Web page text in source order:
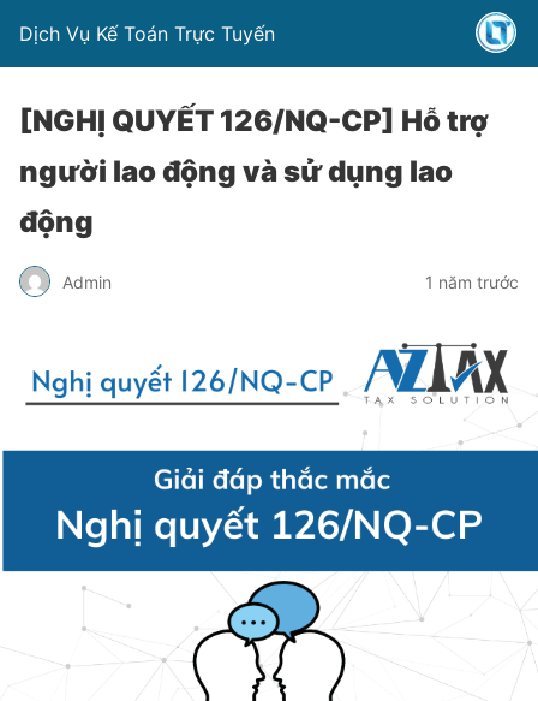
Dịch Vụ Kế Toán Trực Tuyến
[NGHỊ QUYẾT 126/NQ-CP] Hỗ trợ
người lao động và sử dụng lao
động
Admin 1 năm trước